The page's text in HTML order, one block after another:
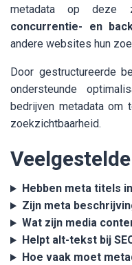
metadata op deze
concurrentie- en
andere websites hun
Door gestructureerde
ondersteunde
bedrijven metadata
zoekzichtbaarheid.
Hebben meta titels
Zijn meta
Wat zijn media
Helpt alt-tekst bij
Hoe vaak moet